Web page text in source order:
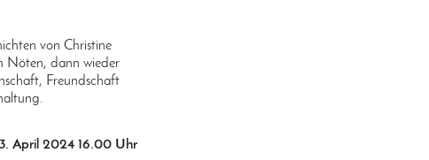
von Christine
Nöten, dann wieder
Freundschaft
April 2024 16.00 Uhr